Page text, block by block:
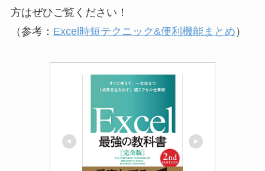
方はぜひご覧ください！
（参考： Excel時短テクニック&便利機能まとめ ）